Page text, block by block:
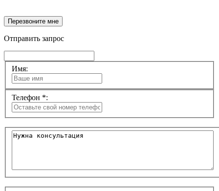
Перезвоните мне
Отправить запрос
Имя:
Телефон *: